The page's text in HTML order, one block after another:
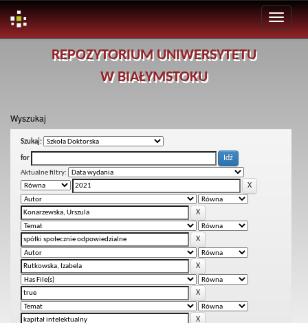
REPOZYTORIUM UNIWERSYTETU
W BIAŁYMSTOKU
Wyszukaj
Szukaj:
for
Aktualne filtry: